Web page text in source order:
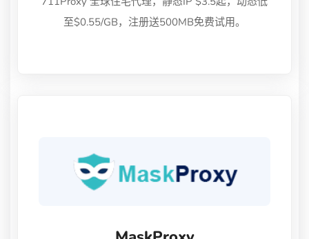
至$0.55/GB，注册送500MB免费试用。